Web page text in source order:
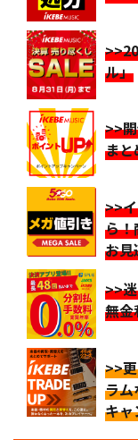
ル」
>>
まと
>>
ら！
お見
>>
無金
>>
ラム
キャ